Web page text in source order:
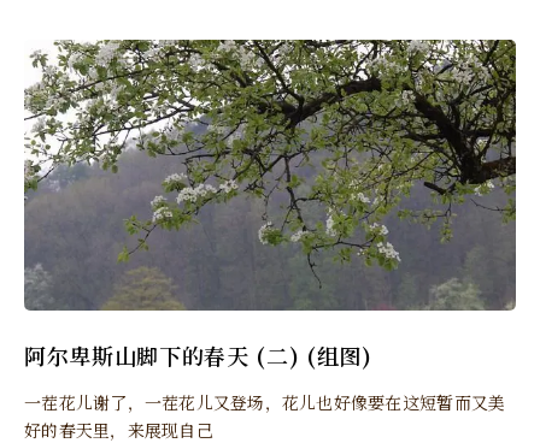
阿尔卑斯山脚下的春天 (二) (组图)
一茬花儿谢了，一茬花儿又登场，花儿也好像要在这短暂而又美
好的春天里，来展现自己